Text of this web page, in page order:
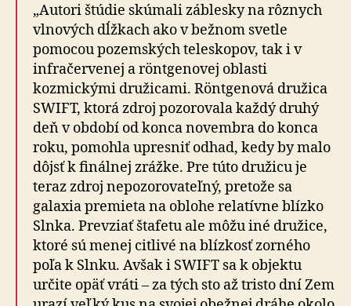
„Autori štúdie skúmali záblesky na rôznych
vlnových dĺžkach ako v bežnom svetle
pomocou pozemských teleskopov, tak i v
infračervenej a röntgenovej oblasti
kozmickými družicami. Röntgenová družica
SWIFT, ktorá zdroj pozorovala každý druhý
deň v období od konca novembra do konca
roku, pomohla upresniť odhad, kedy by malo
dôjsť k finálnej zrážke. Pre túto družicu je
teraz zdroj nepozorovateľný, pretože sa
galaxia premieta na oblohe relatívne blízko
Slnka. Prevziať štafetu ale môžu iné družice,
ktoré sú menej citlivé na blízkosť zorného
poľa k Slnku. Avšak i SWIFT sa k objektu
určite opäť vráti – za tých sto až tristo dní Zem